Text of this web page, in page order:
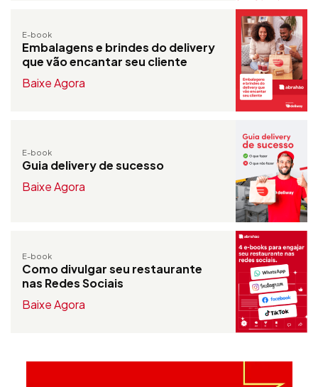
E-book
Embalagens e brindes do delivery
que vão encantar seu cliente
Baixe Agora
E-book
Guia delivery de sucesso
Baixe Agora
E-book
Como divulgar seu restaurante
nas Redes Sociais
Baixe Agora